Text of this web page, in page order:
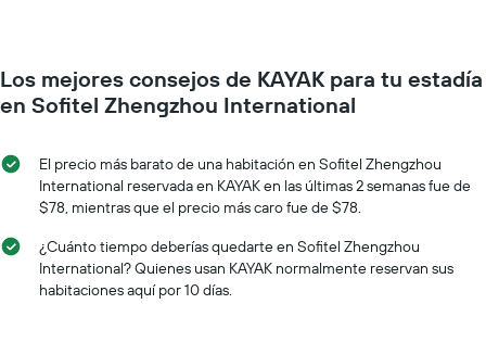
cada
día
semana
gráfico
eje
Los mejores consejos de KAYAK para tu estadía
en Sofitel Zhengzhou International
El precio más barato de una habitación en Sofitel Zhengzhou
International reservada en KAYAK en las últimas 2 semanas fue de
$78, mientras que el precio más caro fue de $78.
¿Cuánto tiempo deberías quedarte en Sofitel Zhengzhou
International? Quienes usan KAYAK normalmente reservan sus
habitaciones aquí por 10 días.